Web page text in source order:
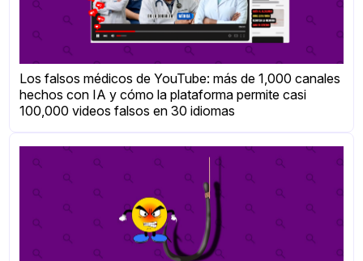
Los falsos médicos de YouTube: más de 1,000 canales
hechos con IA y cómo la plataforma permite casi
100,000 videos falsos en 30 idiomas